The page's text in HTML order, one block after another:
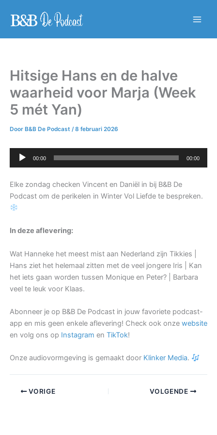
naar
inhoud
Hitsige Hans en de halve
waarheid voor Marja (Week
5 mét Yan)
Door B&B De Podcast /8 februari 2026
Audiospeler
00:00 00:00
Elke zondag checken Vincent en Daniël in bij B&B De
Podcast om de perikelen in Winter Vol Liefde te bespreken.
In deze aflevering:
Wat Hanneke het meest mist aan Nederland zijn Tikkies |
Hans ziet het helemaal zitten met de veel jongere Iris | Kan
het iets gaan worden tussen Monique en Peter? | Barbara
veel te leuk voor Klaas.
Abonneer je op B&B De Podcast in jouw favoriete podcast-
app en mis geen enkele aflevering! Check ook onze website
en volg ons op Instagram en TikTok!
Onze audiovormgeving is gemaakt door Klinker Media.
VORIGE VOLGENDE